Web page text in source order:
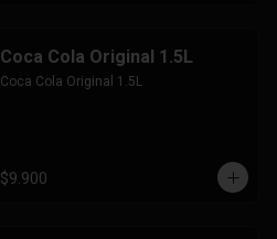
Coca Cola Original 1.5L
Coca Cola Original 1.5L
$9.900